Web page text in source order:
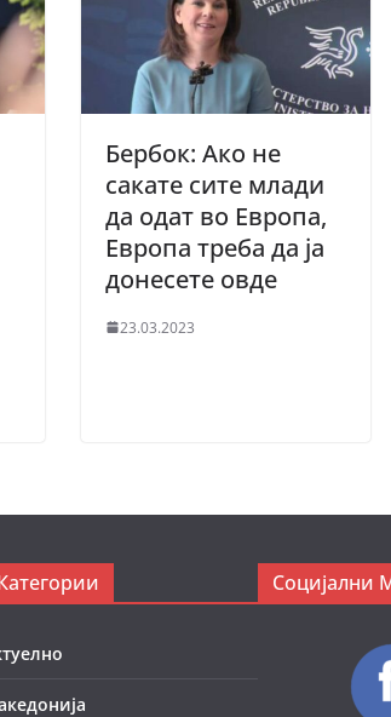
Бербок: Ако не
сакате сите млади
да одат во Европа,
Европа треба да ја
донесете овде
23.03.2023
Социјални